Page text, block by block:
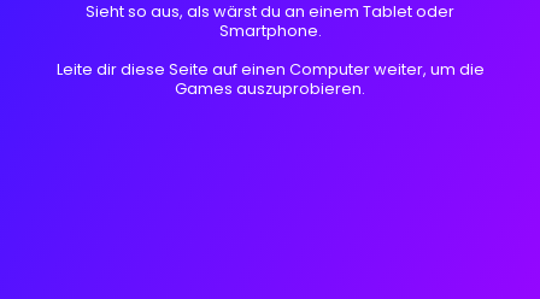
Sieht so aus, als wärst du an einem Tablet oder
Smartphone.
Leite dir diese Seite auf einen Computer weiter, um die
Games auszuprobieren.